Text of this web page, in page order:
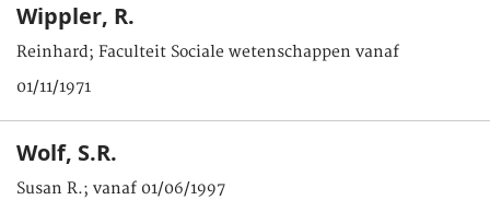
Wippler, R.
Reinhard; Faculteit Sociale wetenschappen vanaf
01/11/1971
Wolf, S.R.
Susan R.; vanaf 01/06/1997